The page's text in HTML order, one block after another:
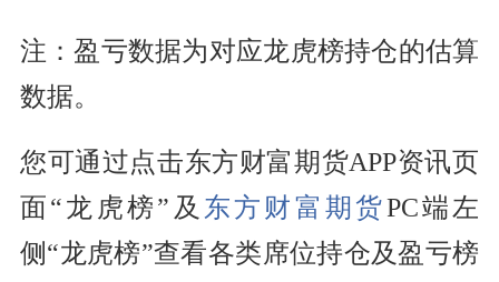
注：盈亏数据为对应龙虎榜持仓的估算
数据。
您可通过点击东方财富期货APP资讯页
面“龙虎榜”及 东方财富 期货PC端左
侧“龙虎榜”查看各类席位持仓及盈亏榜